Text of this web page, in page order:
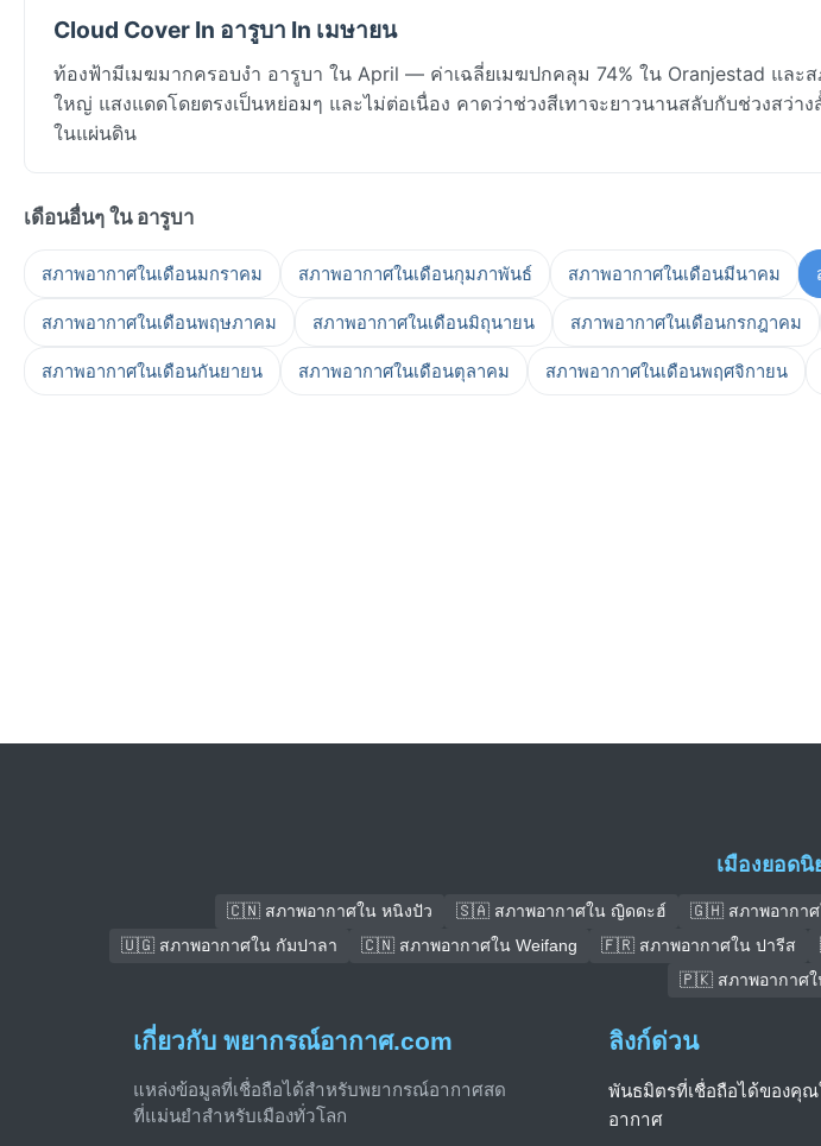
Cloud Cover In อารูบา In เมษายน
ท้องฟ้ามีเมฆมากครอบงำ อารูบา ใน April — ค่าเฉลี่ยเมฆปกคลุม 74% ใน Oranjestad แล
ใหญ่ แสงแดดโดยตรงเป็นหย่อมๆ และไม่ต่อเนื่อง คาดว่าช่วงสีเทาจะยาวนานสลับกับช่วงสว่
ในแผ่นดิน
เดือนอื่นๆ ใน อารูบา
สภาพอากาศในเดือนมกราคม สภาพอากาศในเดือนกุมภาพันธ์ สภาพอากาศในเดือนมีนาคม
สภาพอากาศในเดือนพฤษภาคม สภาพอากาศในเดือนมิถุนายน สภาพอากาศในเดือนกรกฎาคม
สภาพอากาศในเดือนกันยายน สภาพอากาศในเดือนตุลาคม สภาพอากาศในเดือนพฤศจิกายน
เมืองยอด
🇨🇳 สภาพอากาศใน หนิงปัว 🇸🇦 สภาพอากาศใน ญิดดะฮ์ 🇬🇭 สภาพอากาศ
🇺🇬 สภาพอากาศใน กัมปาลา
🇨🇳 สภาพอากาศใน Weifang 🇫🇷 สภาพอากาศใน ปารีส
🇵🇰 สภาพอากาศใ
เกี่ยวกับ พยากรณ์อากาศ.com
แหล่งข้อมูลที่เชื่อถือได้สำหรับพยากรณ์อากาศสด
ที่แม่นยำสำหรับเมืองทั่วโลก
ลิงก์ด่วน
พันธมิตรที่เชื่อถือได้ของคุ
อากาศ